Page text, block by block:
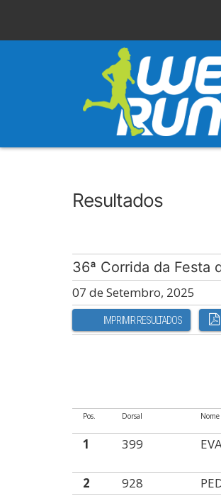
Resultados
36ª Corrida da Festa
07 de Setembro, 2025
IMPRIMIR RESULTADOS
Pos. Dorsal Nome
1 399
2 928